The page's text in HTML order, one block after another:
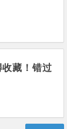
藏！错过